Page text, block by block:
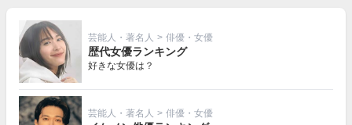
芸能人・著名人 > 俳優・女優
歴代女優ランキング
好きな女優は？
芸能人・著名人 > 俳優・女優